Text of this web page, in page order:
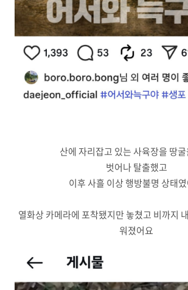
산에 자리잡고 있는 사육장을 땅
벗어나 탈출했고
이후 사흘 이상 행방불명 상태
열화상 카메라에 포착됐지만 놓쳤고 비까지
워졌어요